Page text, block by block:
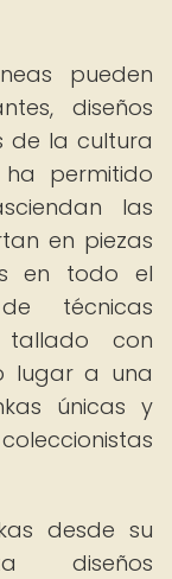
pueden
diseños
de la cultura
permitido
las
en piezas
en todo el
técnicas
con
lugar a una
únicas y
desde su
diseños